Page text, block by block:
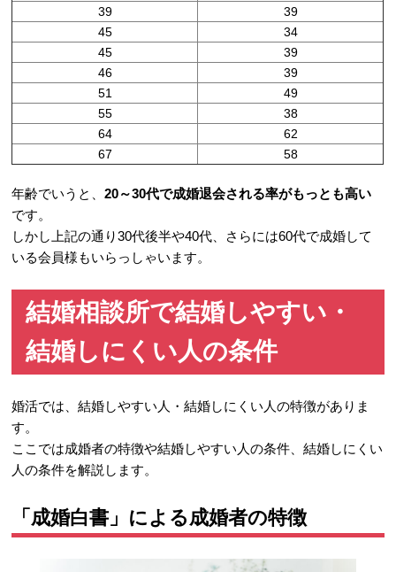
39
39
45
34
45
39
46
39
51
49
55
38
64
62
67
58
年齢でいうと、20～30代で成婚退会される率がもっとも高い
です。
しかし上記の通り30代後半や40代、さらには60代で成婚して
いる会員様もいらっしゃいます。
結婚相談所で結婚しやすい・
結婚しにくい人の条件
婚活では、結婚しやすい人・結婚しにくい人の特徴がありま
す。
ここでは成婚者の特徴や結婚しやすい人の条件、結婚しにくい
人の条件を解説します。
「成婚白書」による成婚者の特徴